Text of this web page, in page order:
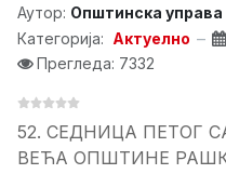
Аутор: Општинска
Категорија: Актуелно
Прегледа: 7332
52. СЕДНИЦA ПЕТОГ
ВЕЋА ОПШТИНЕ РАШКА